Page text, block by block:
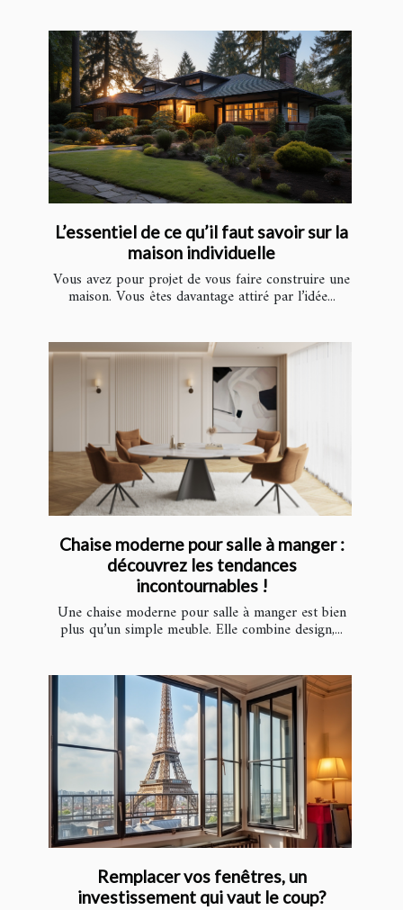
L’essentiel de ce qu’il faut savoir sur la
maison individuelle
Vous avez pour projet de vous faire construire une
maison. Vous êtes davantage attiré par l’idée...
Chaise moderne pour salle à manger :
découvrez les tendances
incontournables !
Une chaise moderne pour salle à manger est bien
plus qu’un simple meuble. Elle combine design,...
Remplacer vos fenêtres, un
investissement qui vaut le coup?